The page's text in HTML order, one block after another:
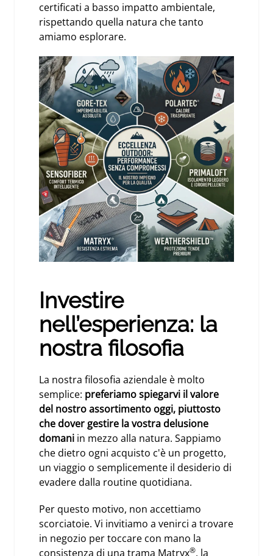
certificati a basso impatto ambientale,
rispettando quella natura che tanto
amiamo esplorare.
Investire
nell’esperienza: la
nostra filosofia
La nostra filosofia aziendale è molto
semplice: preferiamo spiegarvi il valore
del nostro assortimento oggi, piuttosto
che dover gestire la vostra delusione
domani in mezzo alla natura. Sappiamo
che dietro ogni acquisto c'è un progetto,
un viaggio o semplicemente il desiderio di
evadere dalla routine quotidiana.
Per questo motivo, non accettiamo
scorciatoie. Vi invitiamo a venirci a trovare
in negozio per toccare con mano la
consistenza di una trama Matryx®, la